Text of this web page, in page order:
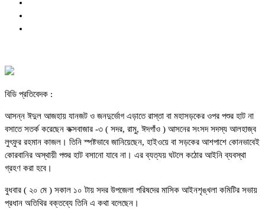
বিডি প্রতিবেদক :
আসন্ন ঈদুল আজহায় যানজট ও জনদুর্ভোগ এড়াতে রাস্তা বা মহাসড়কের ওপর পশুর হাট না
বসাতে সতর্ক করেছেন কক্সবাজার -৩ ( সদর, রামু, ঈদগাঁও ) আসনের সংসদ সদস্য আলহাজ্ব
লুৎফুর রহমান কাজল। তিনি স্পষ্টভাবে জানিয়েছেন, হাইওয়ে বা সড়কের আশপাশে কোনভাবেই
কোরবানির অস্থায়ী পশুর হাট বসানো যাবে না। এর ব্যত্যয় ঘটলে কঠোর আইনি ব্যবস্থা
গ্রহণ করা হবে।
বুধবার ( ২০ মে ) সকাল ১০ টায় সদর উপজেলা পরিষদের মাসিক আইনশৃঙ্খলা কমিটির সভায়
প্রধান অতিথির বক্তব্যে তিনি এ কথা বলেছেন।